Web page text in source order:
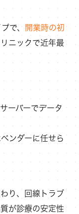
で、 開業時の初
ニックで近年最
ーバーでデータ
ンダーに任せら
り、回線トラブ
が診療の安定性